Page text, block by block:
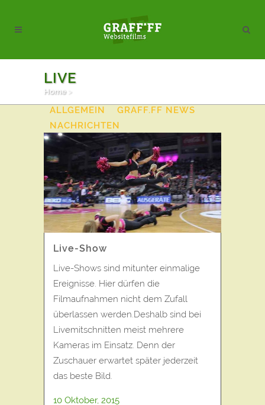
LIVE
Home>
ALL
ALLGEMEIN
GRAFF.FF NEWS
NACHRICHTEN
VIDEOPOSTKARTEN
Live-Show
Live-Shows sind mitunter einmalige
Ereignisse. Hier dürfen die
Filmaufnahmen nicht dem Zufall
überlassen werden.Deshalb sind bei
Livemitschnitten meist mehrere
Kameras im Einsatz. Denn der
Zuschauer erwartet später jederzeit
das beste Bild.
10 Oktober, 2015